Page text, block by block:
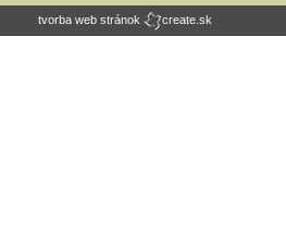
tvorba web stránok create.sk